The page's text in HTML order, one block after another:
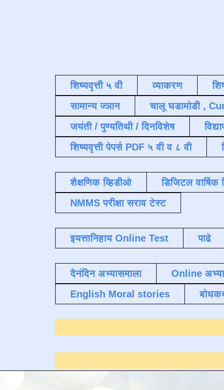
शिष्यवृत्ती ५ वी व्याकरण
सामान्य ज्ञान
चालू घडामोडी ,
जयंती / पुण्यतिथी / दिनविशेष
शिष्यवृत्ती पेपर्स PDF ५ वी व ८ वी
शैक्षणिक व्हिडीओ डिजिटल वार्षिक
NMMS परीक्षा सराव टेस्ट
इयत्तानिहाय Online Test पाढे
दैनंदिन अभ्यासमाला Online
English Moral stories